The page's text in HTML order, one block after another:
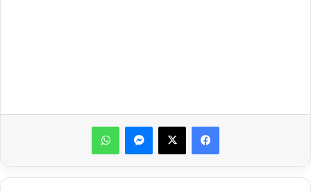
ماسنجر واتساب